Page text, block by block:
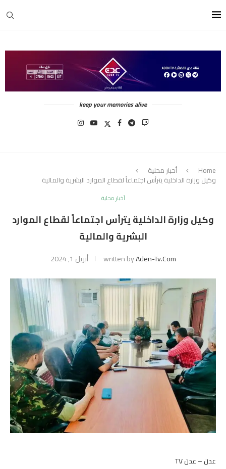
keep your memories alive
Home أخبار محلية
وكيل وزارة الداخلية يترأس اجتماعاً لقطاع الموارد البشرية والمالية
أخبار محلية
وكيل وزارة الداخلية يترأس اجتماعاً لقطاع الموارد
البشرية والمالية
written byAden-Tv.com أبريل 1, 2024
عدن – عدن TV